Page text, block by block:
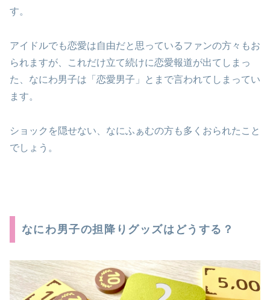
す。
アイドルでも恋愛は自由だと思っているファンの方々もお
られますが、これだけ立て続けに恋愛報道が出てしまっ
た、なにわ男子は「恋愛男子」とまで言われてしまってい
ます。
ショックを隠せない、なにふぁむの方も多くおられたこと
でしょう。
なにわ男子の担降りグッズはどうする？